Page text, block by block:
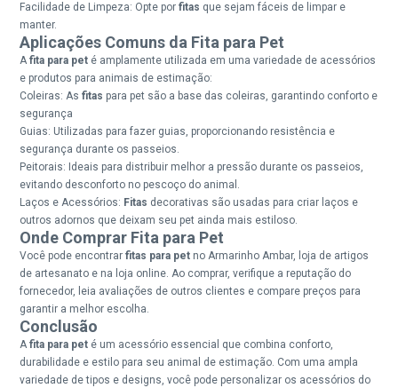
Facilidade de Limpeza: Opte porfitas que sejam fáceis de limpar e
manter.
Aplicações Comuns da Fita para Pet
Afita para pet é amplamente utilizada em uma variedade de acessórios
e produtos para animais de estimação:
Coleiras: Asfitas para pet são a base das coleiras, garantindo conforto e
segurança
Guias: Utilizadas para fazer guias, proporcionando resistência e
segurança durante os passeios.
Peitorais: Ideais para distribuir melhor a pressão durante os passeios,
evitando desconforto no pescoço do animal.
Laços e Acessórios: Fitas decorativas são usadas para criar laços e
outros adornos que deixam seu pet ainda mais estiloso.
Onde Comprar Fita para Pet
Você pode encontrarfitas para pet no Armarinho Ambar, loja de artigos
de artesanato e na loja online. Ao comprar, verifique a reputação do
fornecedor, leia avaliações de outros clientes e compare preços para
garantir a melhor escolha.
Conclusão
Afita para pet é um acessório essencial que combina conforto,
durabilidade e estilo para seu animal de estimação. Com uma ampla
variedade de tipos e designs, você pode personalizar os acessórios do